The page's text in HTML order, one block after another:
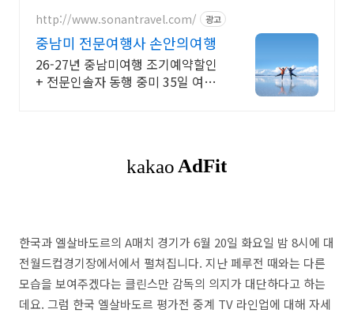
http://www.sonantravel.com/ 광고
중남미 전문여행사 손안의여행
26-27년 중남미여행 조기예약할인
+ 전문인솔자 동행 중미 35일 여행 -
한국과 엘살바도르의 A매치 경기가 6월 20일 화요일 밤 8시에 대
전월드컵경기장에서에서 펼쳐집니다. 지난 페루전 때와는 다른
모습을 보여주겠다는 클린스만 감독의 의지가 대단하다고 하는
데요. 그럼 한국 엘살바도르 평가전 중계 TV 라인업에 대해 자세